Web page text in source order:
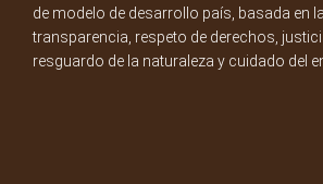
de modelo de desarrollo país, basada en
transparencia, respeto de derechos,
resguardo de la naturaleza y cuidado del